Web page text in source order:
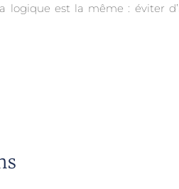
logique est la même : éviter